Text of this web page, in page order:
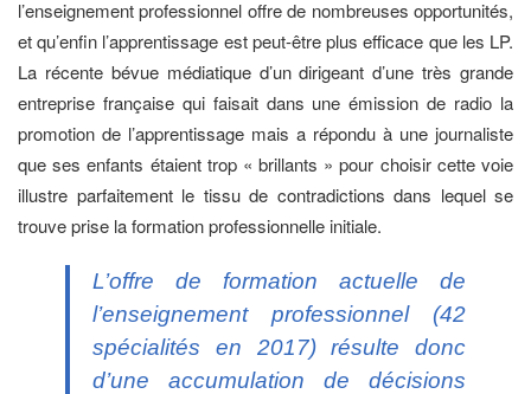
l’enseignement professionnel offre de nombreuses opportunités,
et qu’enfin l’apprentissage est peut-être plus efficace que les LP.
La récente bévue médiatique d’un dirigeant d’une très grande
entreprise française qui faisait dans une émission de radio la
promotion de l’apprentissage mais a répondu à une journaliste
que ses enfants étaient trop « brillants » pour choisir cette voie
illustre parfaitement le tissu de contradictions dans lequel se
trouve prise la formation professionnelle initiale.
L’offre de formation actuelle de
l’enseignement professionnel (42
spécialités en 2017) résulte donc
d’une accumulation de décisions